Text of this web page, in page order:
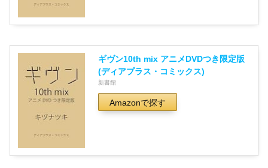
ギヴン10th mix アニメDVDつき限定版
(ディアプラス・コミックス)
新書館
Amazonで探す